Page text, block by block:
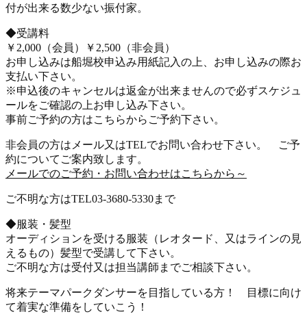
付が出来る数少ない振付家。
◆受講料
￥2,000（会員）￥2,500（非会員）
お申し込みは船堀校申込み用紙記入の上、お申し込みの際お
支払い下さい。
※申込後のキャンセルは返金が出来ませんので必ずスケジュ
ールをご確認の上お申し込み下さい。
事前ご予約の方はこちらからご予約下さい。
非会員の方はメール又はTELでお問い合わせ下さい。 ご予
約についてご案内致します。
メールでのご予約・お問い合わせはこちらから～
ご不明な方はTEL03-3680-5330まで
◆服装・髪型
オーディションを受ける服装（レオタード、又はラインの見
えるもの）髪型で受講して下さい。
ご不明な方は受付又は担当講師までご相談下さい。
将来テーマパークダンサーを目指している方！ 目標に向け
て着実な準備をしていこう！